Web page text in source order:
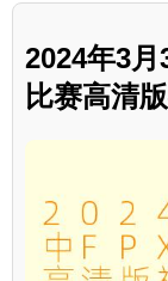
2024年3
比赛高清